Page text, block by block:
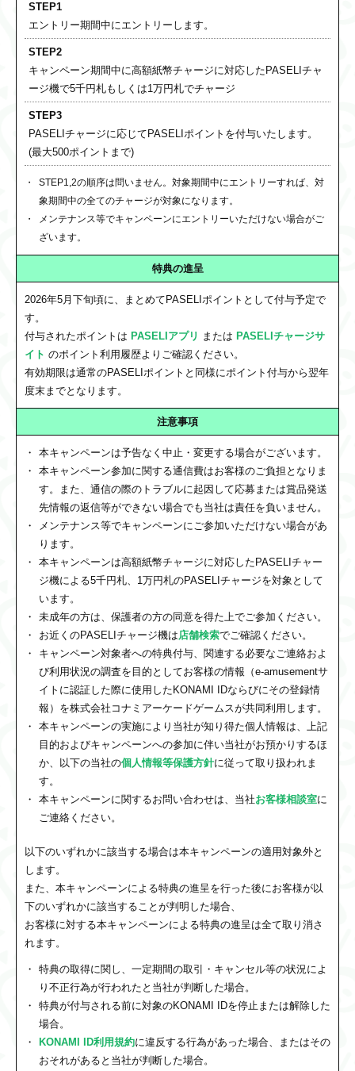
STEP1
エントリー期間中にエントリーします。
STEP2
キャンペーン期間中に高額紙幣チャージに対応したPASELIチャ
ージ機で5千円札もしくは1万円札でチャージ
STEP3
PASELIチャージに応じてPASELIポイントを付与いたします。
(最大500ポイントまで)
STEP1,2の順序は問いません。対象期間中にエントリーすれば、対
象期間中の全てのチャージが対象になります。
メンテナンス等でキャンペーンにエントリーいただけない場合がご
ざいます。
特典の進呈
2026年5月下旬頃に、まとめてPASELIポイントとして付与予定で
す。
付与されたポイントは PASELIアプリ または PASELIチャージサ
イト のポイント利用履歴よりご確認ください。
有効期限は通常のPASELIポイントと同様にポイント付与から翌年
度末までとなります。
注意事項
本キャンペーンは予告なく中止・変更する場合がございます。
本キャンペーン参加に関する通信費はお客様のご負担となりま
す。また、通信の際のトラブルに起因して応募または賞品発送
先情報の返信等ができない場合でも当社は責任を負いません。
メンテナンス等でキャンペーンにご参加いただけない場合があ
ります。
本キャンペーンは高額紙幣チャージに対応したPASELIチャー
ジ機による5千円札、1万円札のPASELIチャージを対象として
います。
未成年の方は、保護者の方の同意を得た上でご参加ください。
お近くのPASELIチャージ機は店舗検索でご確認ください。
キャンペーン対象者への特典付与、関連する必要なご連絡およ
び利用状況の調査を目的としてお客様の情報（e-amusementサ
イトに認証した際に使用したKONAMI IDならびにその登録情
報）を株式会社コナミアーケードゲームスが共同利用します。
本キャンペーンの実施により当社が知り得た個人情報は、上記
目的およびキャンペーンへの参加に伴い当社がお預かりするほ
か、以下の当社の個人情報等保護方針に従って取り扱われま
す。
本キャンペーンに関するお問い合わせは、当社お客様相談室に
ご連絡ください。
以下のいずれかに該当する場合は本キャンペーンの適用対象外と
します。
また、本キャンペーンによる特典の進呈を行った後にお客様が以
下のいずれかに該当することが判明した場合、
お客様に対する本キャンペーンによる特典の進呈は全て取り消さ
れます。
特典の取得に関し、一定期間の取引・キャンセル等の状況によ
り不正行為が行われたと当社が判断した場合。
特典が付与される前に対象のKONAMI IDを停止または解除した
場合。
KONAMI ID利用規約に違反する行為があった場合、またはその
おそれがあると当社が判断した場合。